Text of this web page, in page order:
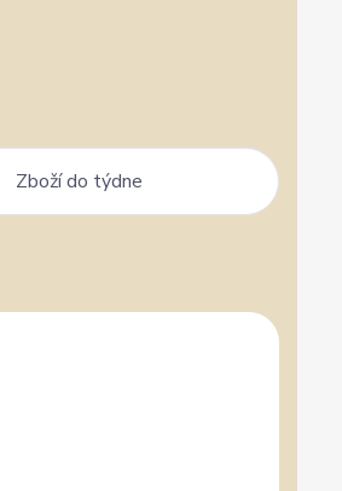
Zboží do týdne